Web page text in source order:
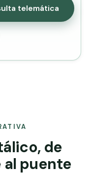
telemática
de
puente